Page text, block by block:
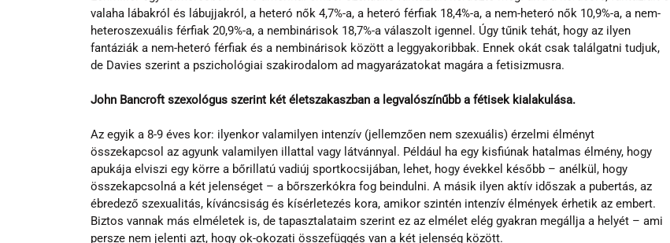
valaha lábakról és lábujjakról, a heteró nők 4,7%-a, a heteró férfiak 18,4%-a, a nem-heteró nők 10,9%-a, a nem-
heteroszexuális férfiak 20,9%-a, a nembinárisok 18,7%-a válaszolt igennel. Úgy tűnik tehát, hogy az ilyen
fantáziák a nem-heteró férfiak és a nembinárisok között a leggyakoribbak. Ennek okát csak találgatni tudjuk,
de Davies szerint a pszichológiai szakirodalom ad magyarázatokat magára a fetisizmusra.
John Bancroft szexológus szerint két életszakaszban a legvalószínűbb a fétisek kialakulása.
Az egyik a 8-9 éves kor: ilyenkor valamilyen intenzív (jellemzően nem szexuális) érzelmi élményt
összekapcsol az agyunk valamilyen illattal vagy látvánnyal. Például ha egy kisfiúnak hatalmas élmény, hogy
apukája elviszi egy körre a bőrillatú vadiúj sportkocsijában, lehet, hogy évekkel később – anélkül, hogy
összekapcsolná a két jelenséget – a bőrszerkókra fog beindulni. A másik ilyen aktív időszak a pubertás, az
ébredező szexualitás, kíváncsiság és kísérletezés kora, amikor szintén intenzív élmények érhetik az embert.
Biztos vannak más elméletek is, de tapasztalataim szerint ez az elmélet elég gyakran megállja a helyét – ami
persze nem jelenti azt, hogy ok-okozati összefüggés van a két jelenség között.